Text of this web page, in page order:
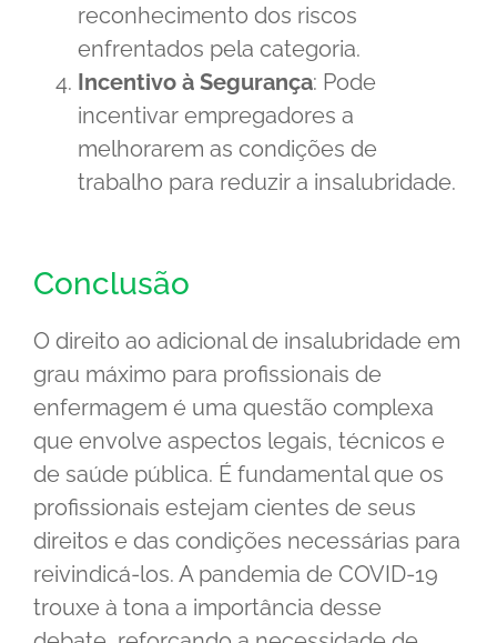
reconhecimento dos riscos
enfrentados pela categoria.
Incentivo à Segurança: Pode
incentivar empregadores a
melhorarem as condições de
trabalho para reduzir a insalubridade.
Conclusão
O direito ao adicional de insalubridade em
grau máximo para profissionais de
enfermagem é uma questão complexa
que envolve aspectos legais, técnicos e
de saúde pública. É fundamental que os
profissionais estejam cientes de seus
direitos e das condições necessárias para
reivindicá-los. A pandemia de COVID-19
trouxe à tona a importância desse